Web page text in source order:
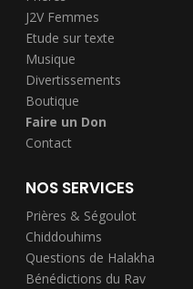
J2V Femmes
Etude sur texte
Musique
Divertissements
Boutique
Faire un Don
Contact
NOS SERVICES
Prières & Ségoulot
Chiddouhims
Questions de Halakha
Bénédictions du Rav